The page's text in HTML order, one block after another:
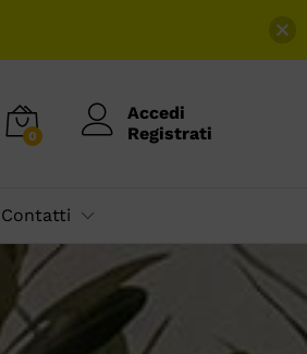
0
Accedi
Registrati
Contatti